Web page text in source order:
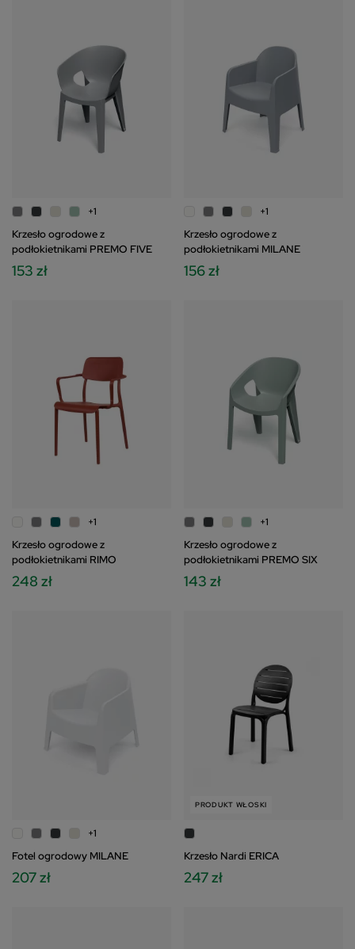
+1
Krzesło ogrodowe z
podłokietnikami PREMO FIVE
153 zł
+1
Krzesło ogrodowe z
podłokietnikami MILANE
156 zł
+1
Krzesło ogrodowe z
podłokietnikami RIMO
248 zł
+1
Krzesło ogrodowe z
podłokietnikami PREMO SIX
143 zł
+1
Fotel ogrodowy MILANE
207 zł
PRODUKT WŁOSKI
Krzesło Nardi ERICA
247 zł